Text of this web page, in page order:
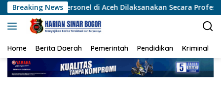
Langsung
ke
konten
Breaking News
di Aceh Dilaksanakan Secara Profesional dan Transparan
Home Berita Daerah Pemerintah Pendidikan Kriminal